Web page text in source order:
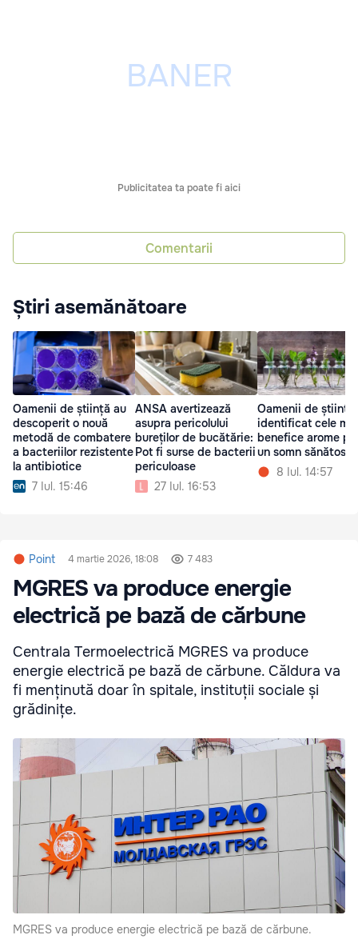
Publicitatea ta poate fi aici
Comentarii
Știri asemănătoare
Oamenii de știință au
descoperit o nouă
metodă de combatere
a bacteriilor rezistente
la antibiotice
7 Iul. 15:46
ANSA avertizează
asupra pericolului
bureților de bucătărie:
Pot fi surse de bacterii
periculoase
27 Iul. 16:53
Oamenii de știință
identificat cele mai
benefice arome
un somn sănătos
8 Iul. 14:57
Point 4 martie 2026, 18:08 7 483
MGRES va produce energie
electrică pe bază de cărbune
Centrala Termoelectrică MGRES va produce
energie electrică pe bază de cărbune. Căldura va
fi menținută doar în spitale, instituții sociale și
grădinițe.
MGRES va produce energie electrică pe bază de cărbune.